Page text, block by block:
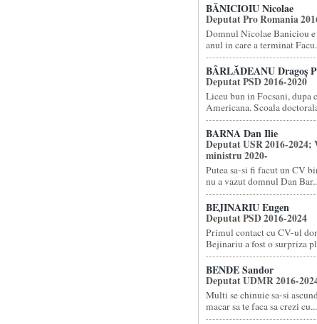
BĂNICIOIU Nicolae
Deputat Pro Romania
Domnul Nicolae Baniciou
anul in care a terminat
BÂRLĂDEANU Dragoș
Deputat PSD 2016-2020
Liceu bun in Focsani, dupa
Americana. Scoala
BARNA Dan Ilie
Deputat USR 2016-2024;
ministru 2020-
Putea sa-si fi facut un CV
nu a vazut domnul Dan
BEJINARIU Eugen
Deputat PSD 2016-2024
Primul contact cu CV-ul
Bejinariu a fost o surpriza
BENDE Sandor
Deputat UDMR 2016-
Multi se chinuie sa-si
macar sa te faca sa crezi cu...